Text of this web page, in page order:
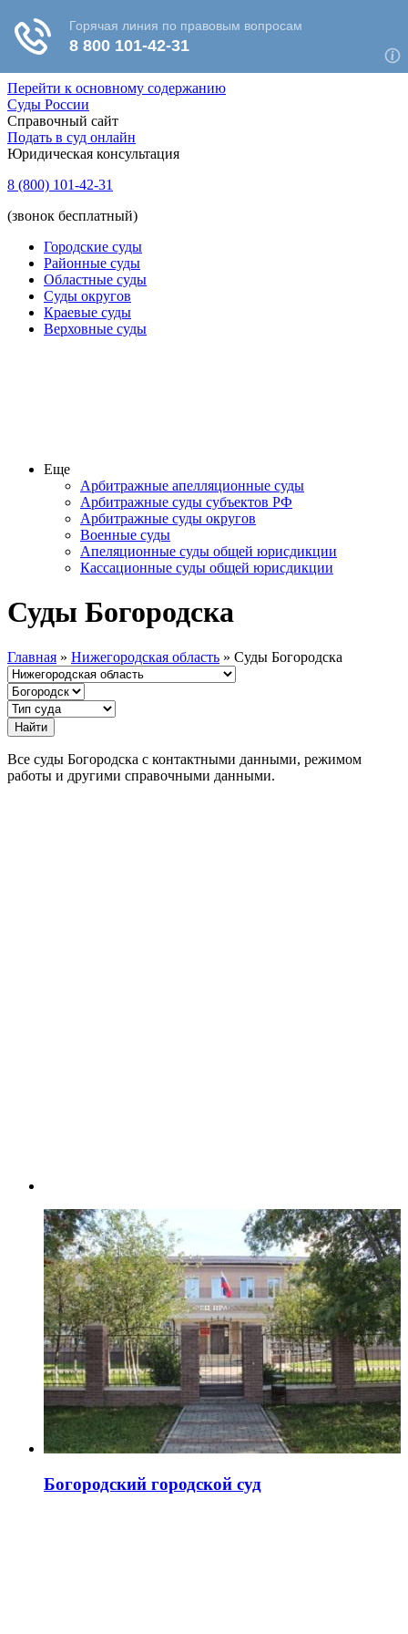
Перейти к основному содержанию
Суды России
Справочный сайт
Подать в суд онлайн
Юридическая консультация
8 (800) 101-42-31
(звонок бесплатный)
Городские суды
Районные суды
Областные суды
Суды округов
Краевые суды
Верховные суды
Еще
Арбитражные апелляционные суды
Арбитражные суды субъектов РФ
Арбитражные суды округов
Военные суды
Апеляционные суды общей юрисдикции
Кассационные суды общей юрисдикции
Суды Богородска
Главная » Нижегородская область » Суды Богородска
Все суды Богородска с контактными данными, режимом
работы и другими справочными данными.
Богородский городской суд